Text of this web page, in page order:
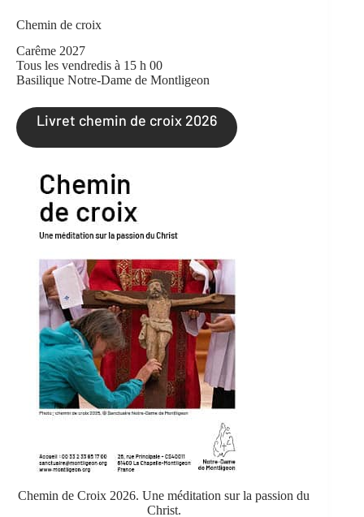
Chemin de croix
Carême 2027
Tous les vendredis à 15 h 00
Basilique Notre-Dame de Montligeon
Livret chemin de croix 2026
Chemin de Croix 2026. Une méditation sur la passion du
Christ.